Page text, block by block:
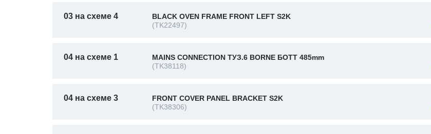
03 на схеме 4
BLACK OVEN FRAME FRONT LEFT S2K
(TK22497)
04 на схеме 1
MAINS CONNECTION ТУЗ.6 BORNE БОТТ 485mm
(TK38118)
04 на схеме 3
FRONT COVER PANEL BRACKET S2K
(TK38306)